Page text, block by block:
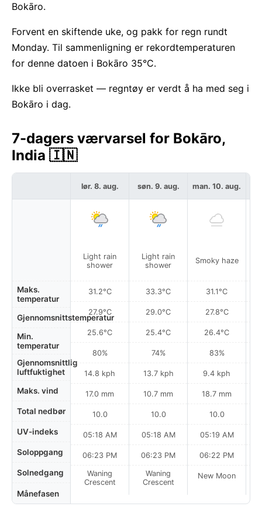
Bokāro.
Forvent en skiftende uke, og pakk for regn rundt
Monday. Til sammenligning er rekordtemperaturen
for denne datoen i Bokāro 35°C.
Ikke bli overrasket — regntøy er verdt å ha med seg i
Bokāro i dag.
7-dagers værvarsel for Bokāro,
India 🇮🇳
Maks.
temperatur
Gjennomsnittstemperatur
Min.
temperatur
Gjennomsnittlig
luftfuktighet
Maks. vind
Total nedbør
UV-indeks
Soloppgang
Solnedgang
Månefasen
lør. 8. aug.
Light rain
shower
31.2°C
27.9°C
25.6°C
80%
14.8 kph
17.0 mm
10.0
05:18 AM
06:23 PM
Waning
Crescent
søn. 9. aug.
Light rain
shower
33.3°C
29.0°C
25.4°C
74%
13.7 kph
10.7 mm
10.0
05:18 AM
06:23 PM
Waning
Crescent
man. 10. aug.
Smoky haze
31.1°C
27.8°C
26.4°C
83%
9.4 kph
18.7 mm
10.0
05:19 AM
06:22 PM
New Moon